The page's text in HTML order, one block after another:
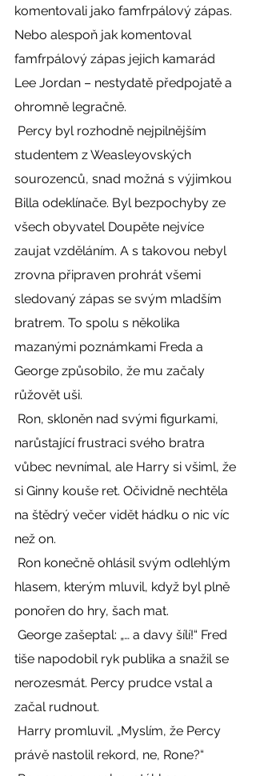
komentovali jako famfrpálový zápas.
Nebo alespoň jak komentoval
famfrpálový zápas jejich kamarád
Lee Jordan – nestydatě předpojatě a
ohromně legračně.
studentem z Weasleyovských
sourozenců, snad možná s výjimkou
Billa odeklínače. Byl bezpochyby ze
všech obyvatel Doupěte nejvíce
zaujat vzděláním. A s takovou nebyl
zrovna připraven prohrát všemi
sledovaný zápas se svým mladším
bratrem. To spolu s několika
mazanými poznámkami Freda a
George způsobilo, že mu začaly
růžovět uši.
narůstající frustraci svého bratra
vůbec nevnímal, ale Harry si všiml, že
si Ginny kouše ret. Očividně nechtěla
na štědrý večer vidět hádku o nic víc
než on.
hlasem, kterým mluvil, když byl plně
ponořen do hry, šach mat.
tiše napodobil ryk publika a snažil se
nerozesmát. Percy prudce vstal a
začal rudnout.
právě nastolil rekord, ne, Rone?“